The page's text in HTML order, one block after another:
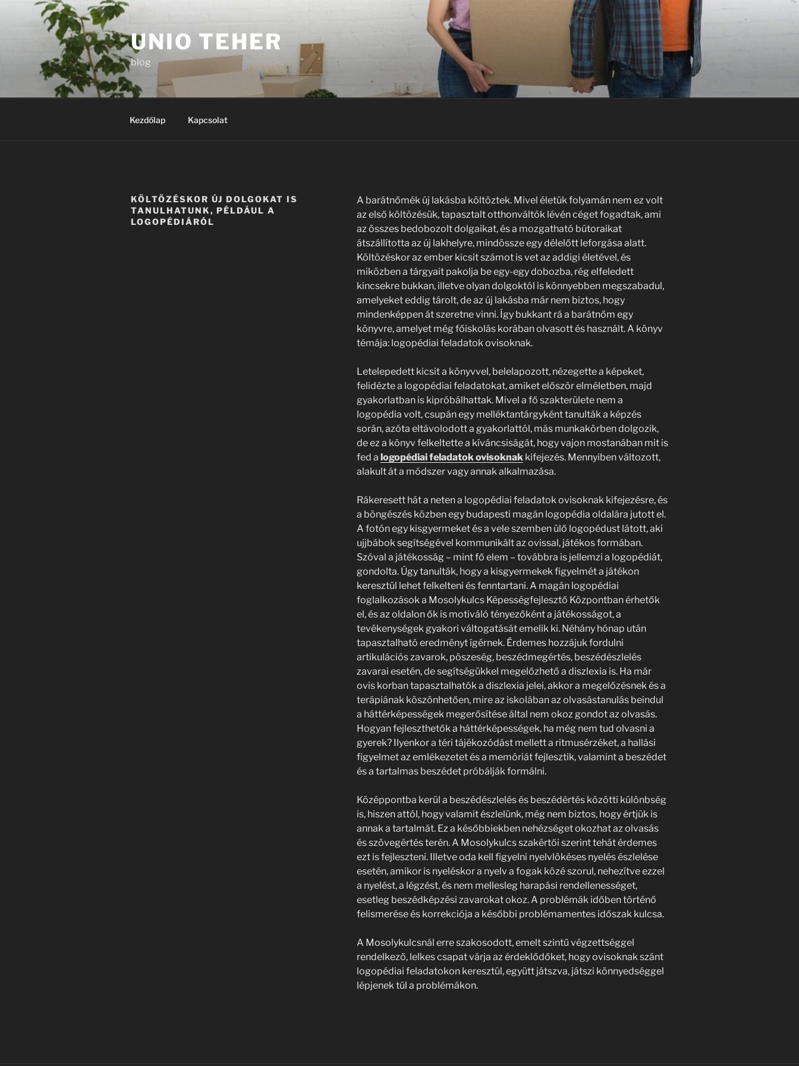
Tartalomhoz
UNIO TEHER
blog
Kezdőlap Kapcsolat
KÖLTÖZÉSKOR ÚJ DOLGOKAT IS
TANULHATUNK, PÉLDÁUL A
LOGOPÉDIÁRÓL
A barátnőmék új lakásba költöztek. Mivel életük folyamán nem ez volt
az első költözésük, tapasztalt otthonváltók lévén céget fogadtak, ami
az összes bedobozolt dolgaikat, és a mozgatható bútoraikat
átszállította az új lakhelyre, mindössze egy délelőtt leforgása alatt.
Költözéskor az ember kicsit számot is vet az addigi életével, és
miközben a tárgyait pakolja be egy-egy dobozba, rég elfeledett
kincsekre bukkan, illetve olyan dolgoktól is könnyebben megszabadul,
amelyeket eddig tárolt, de az új lakásba már nem biztos, hogy
mindenképpen át szeretne vinni. Így bukkant rá a barátnőm egy
könyvre, amelyet még főiskolás korában olvasott és használt. A könyv
témája: logopédiai feladatok ovisoknak.
Letelepedett kicsit a könyvvel, belelapozott, nézegette a képeket,
felidézte a logopédiai feladatokat, amiket először elméletben, majd
gyakorlatban is kipróbálhattak. Mivel a fő szakterülete nem a
logopédia volt, csupán egy melléktantárgyként tanulták a képzés
során, azóta eltávolodott a gyakorlattól, más munkakörben dolgozik,
de ez a könyv felkeltette a kíváncsiságát, hogy vajon mostanában mit is
fed a logopédiai feladatok ovisoknakkifejezés. Mennyiben változott,
alakult át a módszer vagy annak alkalmazása.
Rákeresett hát a neten a logopédiai feladatok ovisoknak kifejezésre, és
a böngészés közben egy budapesti magán logopédia oldalára jutott el.
A fotón egy kisgyermeket és a vele szemben ülő logopédust látott, aki
ujjbábok segítségével kommunikált az ovissal, játékos formában.
Szóval a játékosság – mint fő elem – továbbra is jellemzi a logopédiát,
gondolta. Úgy tanulták, hogy a kisgyermekek figyelmét a játékon
keresztül lehet felkelteni és fenntartani. A magán logopédiai
foglalkozások a Mosolykulcs Képességfejlesztő Központban érhetők
el, és az oldalon ők is motiváló tényezőként a játékosságot, a
tevékenységek gyakori váltogatását emelik ki. Néhány hónap után
tapasztalható eredményt ígérnek. Érdemes hozzájuk fordulni
artikulációs zavarok, pöszeség, beszédmegértés, beszédészlelés
zavarai esetén, de segítségükkel megelőzhető a diszlexia is. Ha már
ovis korban tapasztalhatók a diszlexia jelei, akkor a megelőzésnek és a
terápiának köszönhetően, mire az iskolában az olvasástanulás beindul
a háttérképességek megerősítése által nem okoz gondot az olvasás.
Hogyan fejleszthetők a háttérképességek, ha még nem tud olvasni a
gyerek? Ilyenkor a téri tájékozódást mellett a ritmusérzéket, a hallási
figyelmet az emlékezetet és a memóriát fejlesztik, valamint a beszédet
és a tartalmas beszédet próbálják formálni.
Középpontba kerül a beszédészlelés és beszédértés közötti különbség
is, hiszen attól, hogy valamit észlelünk, még nem biztos, hogy értjük is
annak a tartalmát. Ez a későbbiekben nehézséget okozhat az olvasás
és szövegértés terén. A Mosolykulcs szakértői szerint tehát érdemes
ezt is fejleszteni. Illetve oda kell figyelni nyelvlökéses nyelés észlelése
esetén, amikor is nyeléskor a nyelv a fogak közé szorul, nehezítve ezzel
a nyelést, a légzést, és nem mellesleg harapási rendellenességet,
esetleg beszédképzési zavarokat okoz. A problémák időben történő
felismerése és korrekciója a későbbi problémamentes időszak kulcsa.
A Mosolykulcsnál erre szakosodott, emelt szintű végzettséggel
rendelkező, lelkes csapat várja az érdeklődőket, hogy ovisoknak szánt
logopédiai feladatokon keresztül, együtt játszva, játszi könnyedséggel
lépjenek túl a problémákon.